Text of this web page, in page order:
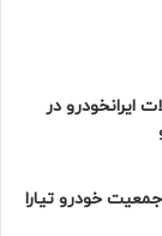
ایرانخودرو در
خودرو تیارا